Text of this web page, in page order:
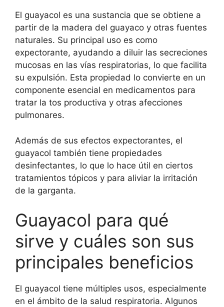
El guayacol es una sustancia que se obtiene a
partir de la madera del guayaco y otras fuentes
naturales. Su principal uso es como
expectorante, ayudando a diluir las secreciones
mucosas en las vías respiratorias, lo que facilita
su expulsión. Esta propiedad lo convierte en un
componente esencial en medicamentos para
tratar la tos productiva y otras afecciones
pulmonares.
Además de sus efectos expectorantes, el
guayacol también tiene propiedades
desinfectantes, lo que lo hace útil en ciertos
tratamientos tópicos y para aliviar la irritación
de la garganta.
Guayacol para qué
sirve y cuáles son sus
principales beneficios
El guayacol tiene múltiples usos, especialmente
en el ámbito de la salud respiratoria. Algunos